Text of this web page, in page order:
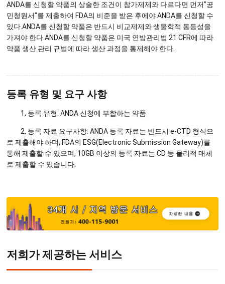
ANDA를 신청할 약품의 상술한 조건이 참가제제와 다르다면 먼저"공
민청원서"를 제출하여 FDA의 비준을 받은 후에야 ANDA를 신청할 수
있다.ANDA를 신청할 약품은 반드시 비교제제와 생물학적 동등성을
가져야 한다.ANDA를 신청할 약품은 미국 연방관리법 21 CFR에 따라
약품 생산 관리 규범에 따라 생산 과정을 통제해야 한다.
등록 유형 및 요구 사항
1, 등록 유형: ANDA 신청에 부합하는 약품
2, 등록 자료 요구사항: ANDA 등록 자료는 반드시 e-CTD 형식으
로 제출해야 하며, FDA의 ESG(Electronic Submission Gateway)를
통해 제출할 수 있으며, 10GB 이상의 등록 자료는 CD 등 물리적 매체
로 제출할 수 있습니다.
저희가 제공하는 서비스